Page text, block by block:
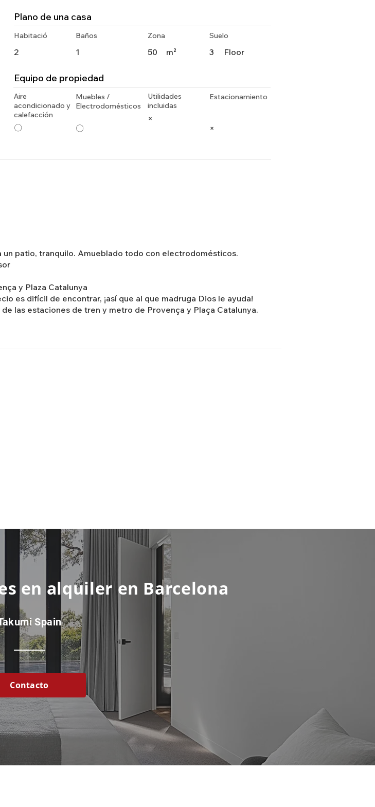
Plano de una casa
Habitació Baños Zona Suelo
2 1 50 m² 3 Floor
Equipo de propiedad
Aire
acondicionado y
calefacción
〇
Muebles /
Electrodomésticos
〇
Utilidades
incluidas
×
Estacionamiento
×
patio, tranquilo. Amueblado todo con electrodomésticos.
y Plaza Catalunya
es difícil de encontrar, ¡así que al que madruga Dios le ayuda!
las estaciones de tren y metro de Provença y Plaça Catalunya.
en alquiler en Barcelona
Spain
Contacto